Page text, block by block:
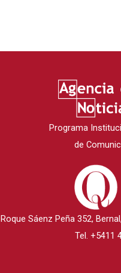
Programa
de
Roque Sáenz Peña 352,
Tel. +5411